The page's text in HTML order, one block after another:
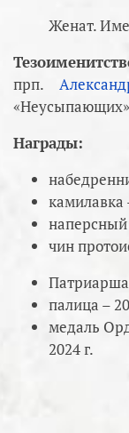
Женат.
прп.
Награды:
камилавка
наперсный
чин
палица –
медаль
2024 г.